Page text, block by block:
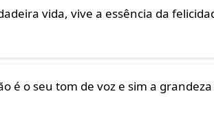
vida, vive a essência da
é o seu tom de voz e sim a grandeza